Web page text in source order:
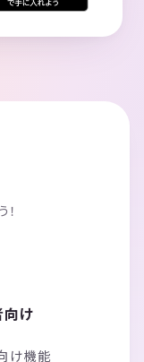
け
け機能